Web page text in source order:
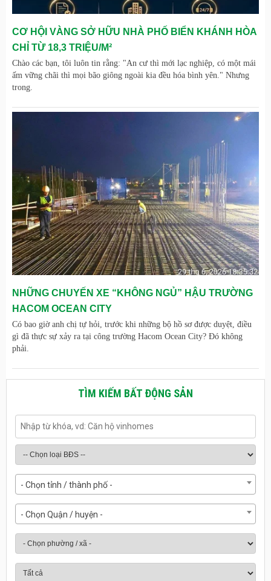
CƠ HỘI VÀNG SỞ HỮU NHÀ PHỐ BIỂN KHÁNH HÒA
CHỈ TỪ 18,3 TRIỆU/M²
Chào các bạn, tôi luôn tin rằng: "An cư thì mới lạc nghiệp, có một mái
ấm vững chãi thì mọi bão giông ngoài kia đều hóa bình yên." Nhưng
trong.
NHỮNG CHUYẾN XE “KHÔNG NGỦ” HẬU TRƯỜNG
HACOM OCEAN CITY
Có bao giờ anh chị tự hỏi, trước khi những bộ hồ sơ được duyệt, điều
gì đã thực sự xảy ra tại công trường Hacom Ocean City? Đó không
phải.
TÌM KIẾM BẤT ĐỘNG SẢN
- Chọn tỉnh / thành phố -
- Chọn Quận / huyện -